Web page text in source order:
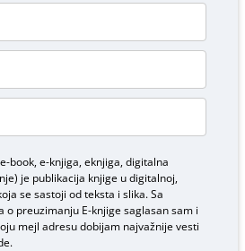
book, e-knjiga, eknjiga, digitalna
je publikacija knjige u digitalnoj,
se sastoji od teksta i slika. Sa
o preuzimanju E-knjigesaglasan sam i
mejl adresu dobijam najvažnije vesti